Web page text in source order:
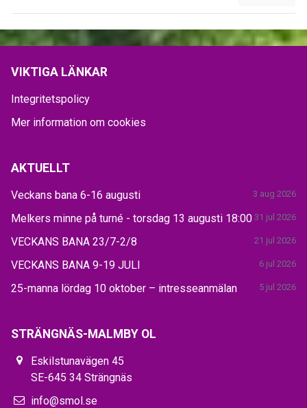
VIKTIGA LÄNKAR
Integritetspolicy
Mer information om cookies
AKTUELLT
Veckans bana 6-16 augusti 3 aug 2026
Melkers minne på turné - torsdag 13 augusti 18:00 31 jul 2026
VECKANS BANA 23/7-2/8 21 jul 2026
VECKANS BANA 9-19 JULI 6 jul 2026
25-manna lördag 10 oktober – intresseanmälan 5 jul 2026
STRÄNGNÄS-MALMBY OL
Eskilstunavägen 45
SE-645 34 Strängnäs
info@smol.se